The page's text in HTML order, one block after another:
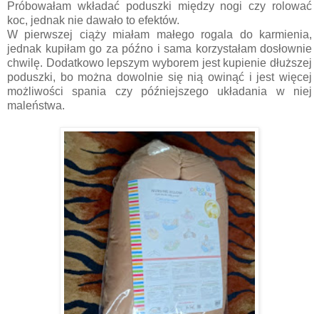
Próbowałam wkładać poduszki między nogi czy rolować
koc, jednak nie dawało to efektów.
W pierwszej ciąży miałam małego rogala do karmienia,
jednak kupiłam go za późno i sama korzystałam dosłownie
chwilę. Dodatkowo lepszym wyborem jest kupienie dłuższej
poduszki, bo można dowolnie się nią owinąć i jest więcej
możliwości spania czy późniejszego układania w niej
maleństwa.